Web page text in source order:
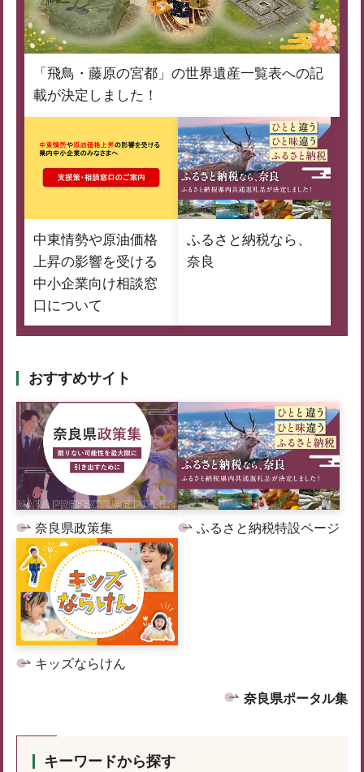
「飛鳥・藤原の宮都」の世界遺産一覧表への記
載が決定しました！
中東情勢や原油価格
上昇の影響を受ける
中小企業向け相談窓
口について
ふるさと納税なら、
奈良
おすすめサイト
奈良県政策集 ふるさと納税特設ページ
キッズならけん
奈良県ポータル集
キーワードから探す